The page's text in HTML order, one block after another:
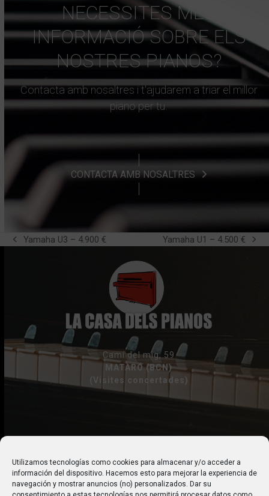
Utilizamos tecnologías como cookies para almacenar y/o acceder a
información del dispositivo. Hacemos esto para mejorar la experiencia de
navegación y mostrar anuncios (no) personalizados. Dar su
NECESSITES MÉS
INFORMACIÓ SOBRE ELS
NOSTRES PIANOS?
Contacta amb nosaltres i t'ajudarem a triar el millor
piano per tu.
CONTACTA AMB NOSALTRES
previous
Yamaha U3 – 4.900 €
next
Yamaha U1 – 4.500 €
Camí del mig, 59
MATARÓ (BCN)
(Visites concertades)
+ 34 618 270 144
gfors@lacasadelspianos.com